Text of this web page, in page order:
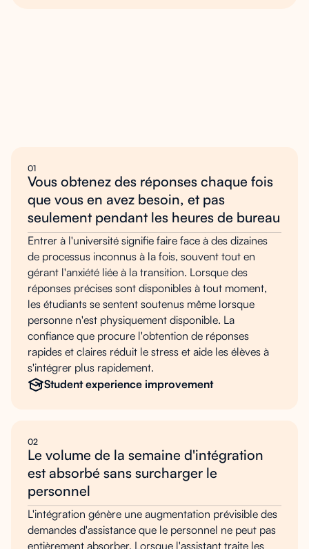
01
Vous obtenez des réponses chaque fois
que vous en avez besoin, et pas
seulement pendant les heures de bureau
Entrer à l'université signifie faire face à des dizaines
de processus inconnus à la fois, souvent tout en
gérant l'anxiété liée à la transition. Lorsque des
réponses précises sont disponibles à tout moment,
les étudiants se sentent soutenus même lorsque
personne n'est physiquement disponible. La
confiance que procure l'obtention de réponses
rapides et claires réduit le stress et aide les élèves à
s'intégrer plus rapidement.
Student experience improvement
02
Le volume de la semaine d'intégration
est absorbé sans surcharger le
personnel
L'intégration génère une augmentation prévisible des
demandes d'assistance que le personnel ne peut pas
entièrement absorber. Lorsque l'assistant traite les